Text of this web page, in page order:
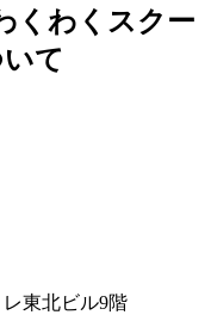
くわくスクー
て
東北ビル9階